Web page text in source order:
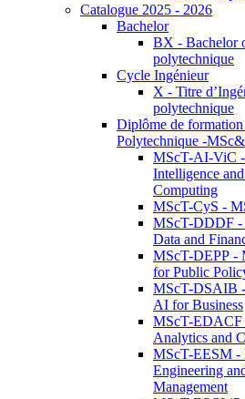
Catalogue 2025 - 2026
Bachelor
BX - Bachelor
polytechnique
Cycle Ingénieur
X - Titre
polytechnique
Diplôme de
Polytechnique -
MScT-AI-ViC
Intelligence
Computing
MScT-CyS -
MScT-DDDF -
Data and
MScT-DEPP -
for Public
MScT-DSAIB -
AI for Business
MScT-EDACF
Analytics and
MScT-EESM -
Engineering
Management